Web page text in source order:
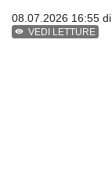
08.07.2026 16:55 di
VEDI LETTURE